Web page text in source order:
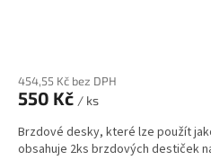
454,55 Kč bez DPH
550 Kč / ks
Brzdové desky, které lze použít
obsahuje 2ks brzdových destiček